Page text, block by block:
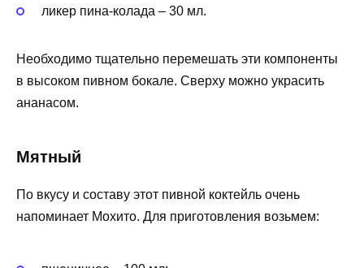
ликер пина-колада – 30 мл.
Необходимо тщательно перемешать эти компоненты
в высоком пивном бокале. Сверху можно украсить
ананасом.
Мятный
По вкусу и составу этот пивной коктейль очень
напоминает Мохито. Для приготовления возьмем: